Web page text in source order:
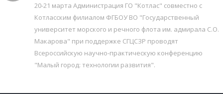
20-21 марта Администрация ГО "Котлас" совместно с
Котласским филиалом ФГБОУ ВО "Государственный
университет морского и речного флота им. адмирала С.О.
Макарова" при поддержке СГЦСЗР проводят
Всероссийскую научно-практическую конференцию
"Малый город: технологии развития".